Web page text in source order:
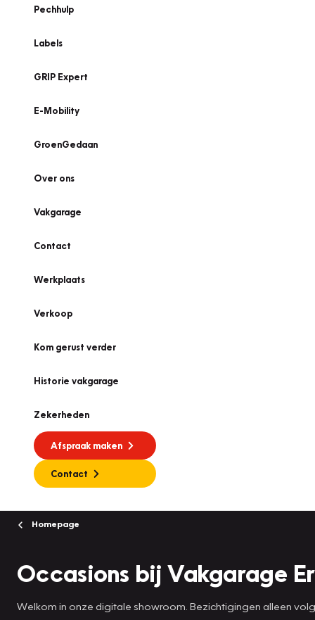
Pechhulp
Labels
GRIP Expert
E-Mobility
GroenGedaan
Over ons
Vakgarage
Contact
Werkplaats
Verkoop
Kom gerust verder
Historie vakgarage
Zekerheden
Afspraak maken
Contact
Homepage
Occasions bij Vakgarage
Welkom in onze digitale showroom. Bezichtigingen alleen